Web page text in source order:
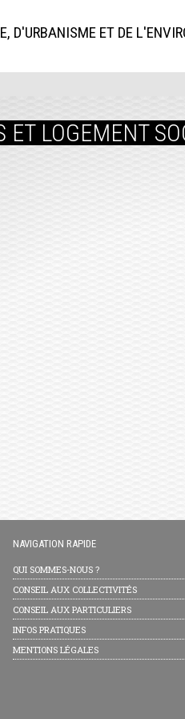
D'URBANISME ET DE
ET LOGEMENT
NAVIGATION RAPIDE
QUI SOMMES-NOUS ?
CONSEIL AUX COLLECTIVITÉS
CONSEIL AUX PARTICULIERS
INFOS PRATIQUES
MENTIONS LÉGALES